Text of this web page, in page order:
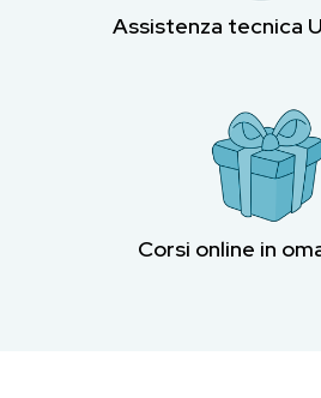
Assistenza tecnica
Corsi online in